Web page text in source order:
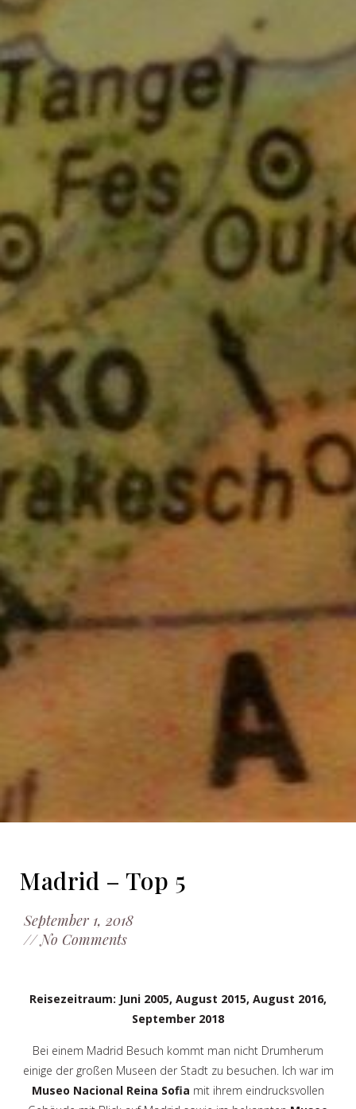
Madrid – Top 5
September 1, 2018
//No Comments
Reisezeitraum: Juni 2005, August 2015, August 2016,
September 2018
Bei einem Madrid Besuch kommt man nicht Drumherum
einige der großen Museen der Stadt zu besuchen. Ich war im
Museo Nacional Reina Sofia mit ihrem eindrucksvollen